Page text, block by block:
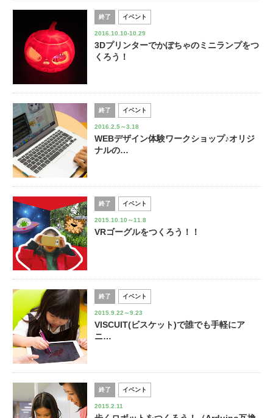
終了 イベント
2016.10.10-10.29
3Dプリンターでかぼちゃのミニランプをつ
くろう！
終了 イベント
2016.2.5～3.18
WEBデザイン体験ワークショップ♪オリジ
ナルの…
終了 イベント
2015.10.10～11.8
VRゴーグルをつくろう！！
終了 イベント
2015.9.22～9.23
VISCUIT(ビスケット)で誰でも手軽にア
ニ…
終了 イベント
2015.2.11